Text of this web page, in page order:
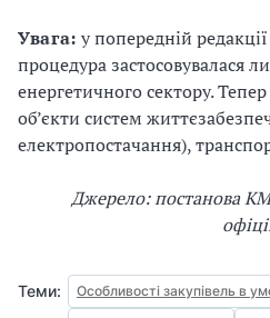
Увага: у попередній
процедура застосовувалася
енергетичного сектору.
об’єкти систем
електропостачання),
Джерело: постанова
Теми:
Особливості закупівель в